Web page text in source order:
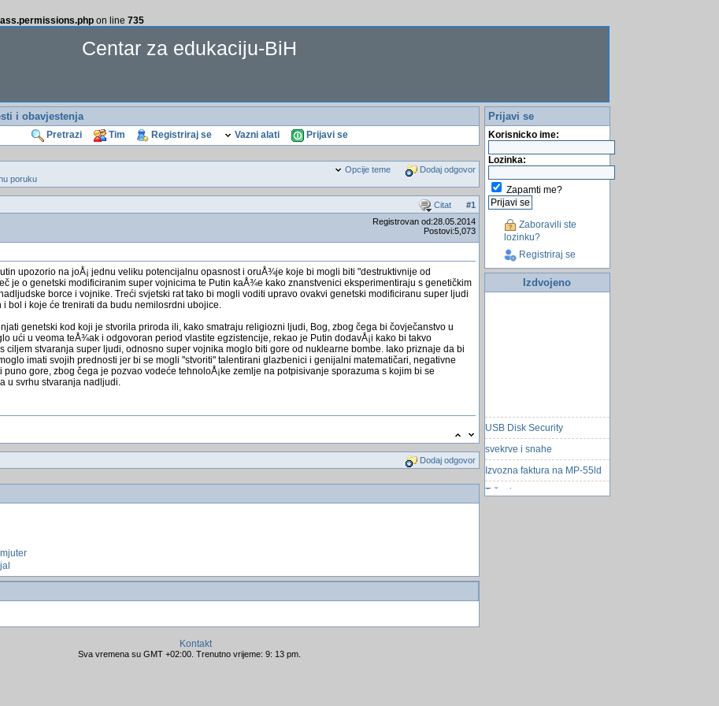
on line 735
Centar za edukaciju-BiH
i obavjestenja
Pretrazi Tim Registriraj se Vazni alati Prijavi se
Opcije teme Dodaj odgovor
poruku
Citat #1
Registrovan od:28.05.2014
Postovi:5,073
upozorio na joÅ¡ jednu veliku potencijalnu opasnost i oruÅ¾je koje bi mogli biti "destruktivnije od
je o genetski modificiranim super vojnicima te Putin kaÅ¾e kako znanstvenici eksperimentiraju s genetičkim
borce i vojnike. Treći svjetski rat tako bi mogli voditi upravo ovakvi genetski modificiranu super ljudi
bol i koje će trenirati da budu nemilosrdni ubojice.
genetski kod koji je stvorila priroda ili, kako smatraju religiozni ljudi, Bog, zbog čega bi čovječanstvo u
ući u veoma teÅ¾ak i odgovoran period vlastite egzistencije, rekao je Putin dodavÅ¡i kako bi takvo
ciljem stvaranja super ljudi, odnosno super vojnika moglo biti gore od nuklearne bombe. Iako priznaje da bi
imati svojih prednosti jer bi se mogli "stvoriti" talentirani glazbenici i genijalni matematičari, negativne
gore, zbog čega je pozvao vodeće tehnoloÅ¡ke zemlje na potpisivanje sporazuma s kojim bi se
u svrhu stvaranja nadljudi.
Dodaj odgovor
Kontakt
Sva vremena su GMT +02:00. Trenutno vrijeme: 9: 13 pm.
Prijavi se
Korisnicko ime:
Lozinka:
Zapamti me?
Zaboravili ste
lozinku?
Registriraj se
Izdvojeno
USB Disk Security
svekrve i snahe
Izvozna faktura na MP-55ld
Trčanje